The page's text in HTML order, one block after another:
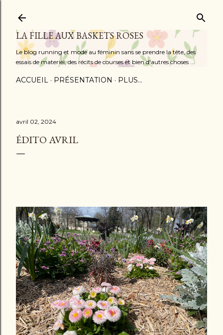
LA FILLE AUX BASKETS ROSES
Le blog running et mode au féminin sans se prendre la tête, des
essais de materiel, des récits de courses et bien d'autres choses ...
ACCUEIL PRÉSENTATION PLUS…
avril 02, 2024
ÉDITO AVRIL